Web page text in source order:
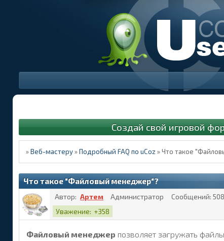
Создай свой игровой
»Веб-мастеру »Подробный FAQ по uCoz »Что такое
Что такое "Файловый менеджер"?
Автор: Артем Администратор Сообщений:
Уважение: +358
Файловый менеджер позволяет загружать